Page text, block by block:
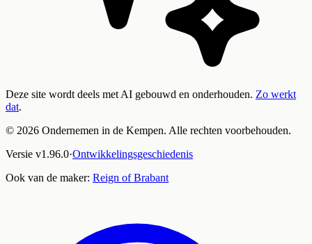
Deze site wordt deels met AI gebouwd en onderhouden. Zo werkt
dat.
© 2026 Ondernemen in de Kempen. Alle rechten voorbehouden.
Versie v1.96.0·Ontwikkelingsgeschiedenis
Ook van de maker: Reign of Brabant